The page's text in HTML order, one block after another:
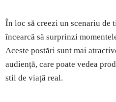
În loc să creezi un scenariu de
încearcă să surprinzi
Aceste postări sunt mai
audiență, care poate vedea
stil de viață real.